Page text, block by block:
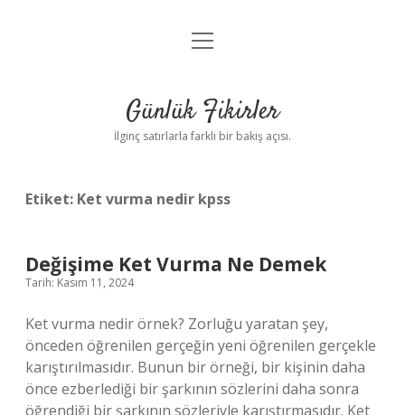
Anasayfa
Yasal Uyarı
menüyü
Günlük Fikirler
İlginç satırlarla farklı bir bakış açısı.
Etiket: Ket vurma nedir kpss
Değişime Ket Vurma Ne Demek
Tarih: Kasım 11, 2024
Ket vurma nedir örnek? Zorluğu yaratan şey,
önceden öğrenilen gerçeğin yeni öğrenilen gerçekle
karıştırılmasıdır. Bunun bir örneği, bir kişinin daha
önce ezberlediği bir şarkının sözlerini daha sonra
öğrendiği bir şarkının sözleriyle karıştırmasıdır. Ket